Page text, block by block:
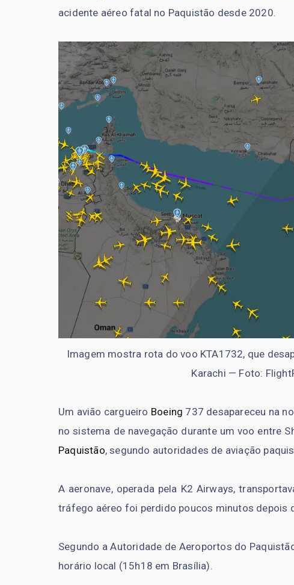
acidente aéreo fatal no Paquistão desde 2020.
Imagem mostra rota do voo KTA1732, que
Karachi — Foto:
Um avião cargueiro Boeing 737 desapareceu na
no sistema de navegação durante um voo entre
Paquistão, segundo autoridades de aviação
A aeronave, operada pela K2 Airways,
tráfego aéreo foi perdido poucos minutos depois
Segundo a Autoridade de Aeroportos do
horário local (15h18 em Brasília).